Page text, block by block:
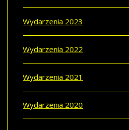
Wydarzenia 2023
Wydarzenia 2022
Wydarzenia 2021
Wydarzenia 2020